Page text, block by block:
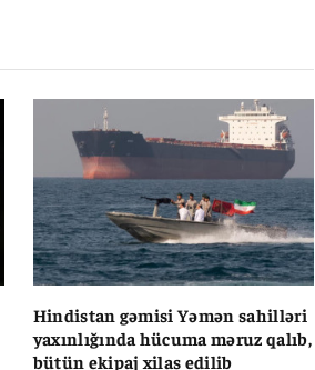
Hindistan gəmisi Yəmən sahilləri
yaxınlığında hücuma məruz qalıb,
bütün ekipaj xilas edilib